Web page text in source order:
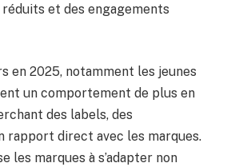
et des engagements
en 2025, notamment les jeunes
un comportement de plus en
des labels, des
rapport direct avec les marques.
les marques à s’adapter non